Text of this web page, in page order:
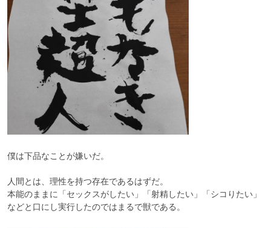
僕は下品なことが嫌いだ。
人間とは、理性を持つ存在であるはずだ。
本能のままに「セックスがしたい」「射精したい」「シコりたい」
などと口にし実行したのではまるで獣である。